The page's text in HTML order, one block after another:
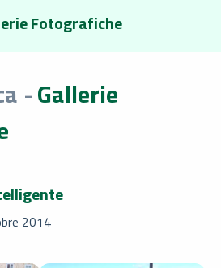
Fotografiche
-Gallerie
2014